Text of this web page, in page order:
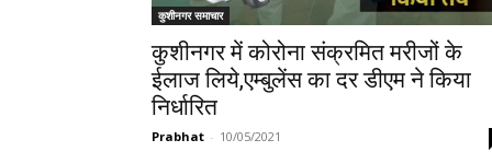
कुशीनगर समाचार
कुशीनगर में कोरोना संक्रमित मरीजों के
ईलाज लिये,एम्बुलेंस का दर डीएम ने किया
निर्धारित
Prabhat - 10/05/2021